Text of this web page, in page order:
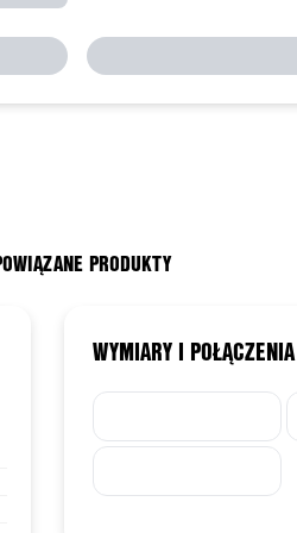
PRODUKTY
WYMIARY I POŁĄCZENIA